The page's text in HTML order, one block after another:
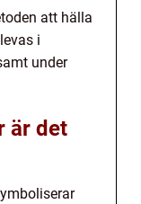
att hälla
i
under
är det